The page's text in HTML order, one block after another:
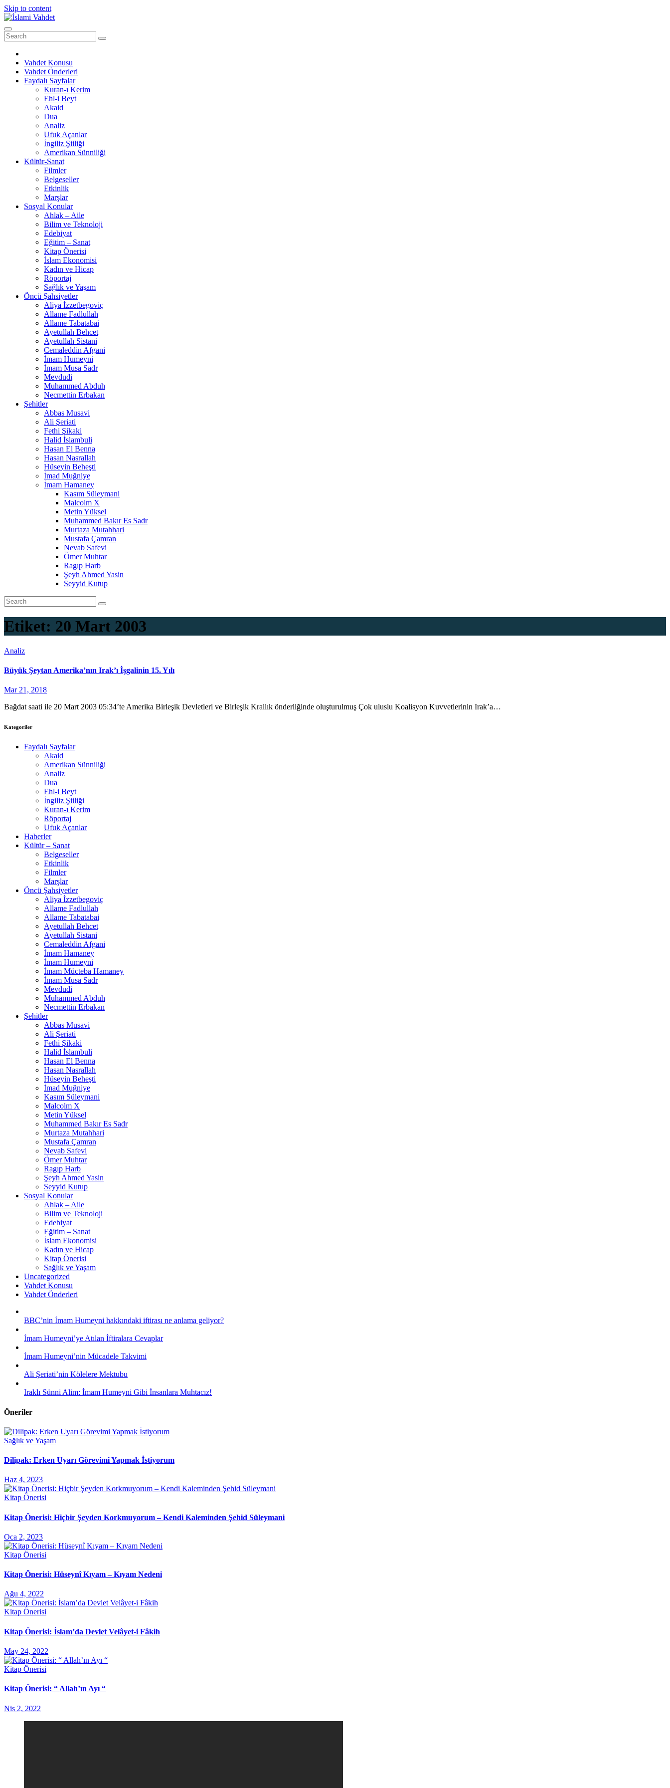
Skip to content
Vahdet Konusu
Vahdet Önderleri
Faydalı Sayfalar
Kuran-ı Kerim
Ehl-i Beyt
Akaid
Dua
Analiz
Ufuk Açanlar
İngiliz Şiiliği
Amerikan Sünniliği
Kültür-Sanat
Filmler
Belgeseller
Etkinlik
Marşlar
Sosyal Konular
Ahlak – Aile
Bilim ve Teknoloji
Edebiyat
Eğitim – Sanat
Kitap Önerisi
İslam Ekonomisi
Kadın ve Hicap
Röportaj
Sağlık ve Yaşam
Öncü Şahsiyetler
Aliya İzzetbegoviç
Allame Fadlullah
Allame Tabatabai
Ayetullah Behcet
Ayetullah Sistani
Cemaleddin Afgani
İmam Humeyni
İmam Musa Sadr
Mevdudi
Muhammed Abduh
Necmettin Erbakan
Şehitler
Abbas Musavi
Ali Şeriati
Fethi Şikaki
Halid İslambuli
Hasan El Benna
Hasan Nasrallah
Hüseyin Beheşti
İmad Muğniye
İmam Hamaney
Kasım Süleymani
Malcolm X
Metin Yüksel
Muhammed Bakır Es Sadr
Murtaza Mutahhari
Mustafa Çamran
Nevab Safevi
Ömer Muhtar
Ragıp Harb
Şeyh Ahmed Yasin
Seyyid Kutup
Etiket: 20 Mart 2003
Analiz
Büyük Şeytan Amerika’nın Irak’ı İşgalinin 15. Yılı
Mar 21, 2018
Bağdat saati ile 20 Mart 2003 05:34’te Amerika Birleşik Devletleri ve Birleşik Krallık önderliğinde oluşturulmuş Çok uluslu Koalisyon Kuvvetlerinin Irak’a…
Kategoriler
Faydalı Sayfalar
Akaid
Amerikan Sünniliği
Analiz
Dua
Ehl-i Beyt
İngiliz Şiiliği
Kuran-ı Kerim
Röportaj
Ufuk Açanlar
Haberler
Kültür – Sanat
Belgeseller
Etkinlik
Filmler
Marşlar
Öncü Şahsiyetler
Aliya İzzetbegoviç
Allame Fadlullah
Allame Tabatabai
Ayetullah Behcet
Ayetullah Sistani
Cemaleddin Afgani
İmam Hamaney
İmam Humeyni
İmam Mücteba Hamaney
İmam Musa Sadr
Mevdudi
Muhammed Abduh
Necmettin Erbakan
Şehitler
Abbas Musavi
Ali Şeriati
Fethi Şikaki
Halid İslambuli
Hasan El Benna
Hasan Nasrallah
Hüseyin Beheşti
İmad Muğniye
Kasım Süleymani
Malcolm X
Metin Yüksel
Muhammed Bakır Es Sadr
Murtaza Mutahhari
Mustafa Çamran
Nevab Safevi
Ömer Muhtar
Ragıp Harb
Şeyh Ahmed Yasin
Seyyid Kutup
Sosyal Konular
Ahlak – Aile
Bilim ve Teknoloji
Edebiyat
Eğitim – Sanat
İslam Ekonomisi
Kadın ve Hicap
Kitap Önerisi
Sağlık ve Yaşam
Uncategorized
Vahdet Konusu
Vahdet Önderleri
BBC’nin İmam Humeyni hakkındaki iftirası ne anlama geliyor?
İmam Humeyni’ye Atılan İftiralara Cevaplar
İmam Humeyni’nin Mücadele Takvimi
Ali Şeriati’nin Kölelere Mektubu
Iraklı Sünni Alim: İmam Humeyni Gibi İnsanlara Muhtacız!
Öneriler
Sağlık ve Yaşam
Dilipak: Erken Uyarı Görevimi Yapmak İstiyorum
Haz 4, 2023
Kitap Önerisi
Kitap Önerisi: Hiçbir Şeyden Korkmuyorum – Kendi Kaleminden Şehid Süleymani
Oca 2, 2023
Kitap Önerisi
Kitap Önerisi: Hüseynî Kıyam – Kıyam Nedeni
Ağu 4, 2022
Kitap Önerisi
Kitap Önerisi: İslam’da Devlet Velâyet-i Fâkih
May 24, 2022
Kitap Önerisi
Kitap Önerisi: “ Allah’ın Ayı “
Nis 2, 2022